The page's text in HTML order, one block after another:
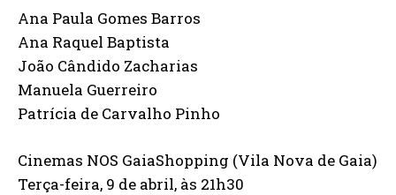
Ana Paula Gomes Barros
Ana Raquel Baptista
João Cândido Zacharias
Manuela Guerreiro
Patrícia de Carvalho Pinho
Cinemas NOS GaiaShopping (Vila Nova de Gaia)
Terça-feira, 9 de abril, às 21h30